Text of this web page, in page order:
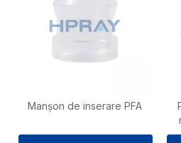
Manșon de inserare PFA